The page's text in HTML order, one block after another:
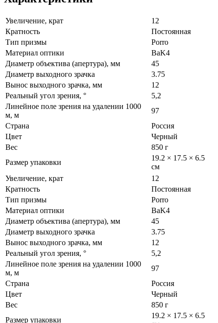
Увеличение, крат
12
Кратность
Постоянная
Тип призмы
Porro
Материал оптики
BaK4
Диаметр объектива (апертура), мм
45
Диаметр выходного зрачка
3.75
Вынос выходного зрачка, мм
12
Реальный угол зрения, °
5,2
Линейное поле зрения на удалении 1000
м, м
97
Страна
Россия
Цвет
Черный
Вес
850 г
Размер упаковки
19.2 × 17.5 × 6.5
см
Увеличение, крат
12
Кратность
Постоянная
Тип призмы
Porro
Материал оптики
BaK4
Диаметр объектива (апертура), мм
45
Диаметр выходного зрачка
3.75
Вынос выходного зрачка, мм
12
Реальный угол зрения, °
5,2
Линейное поле зрения на удалении 1000
м, м
97
Страна
Россия
Цвет
Черный
Вес
850 г
Размер упаковки
19.2 × 17.5 × 6.5